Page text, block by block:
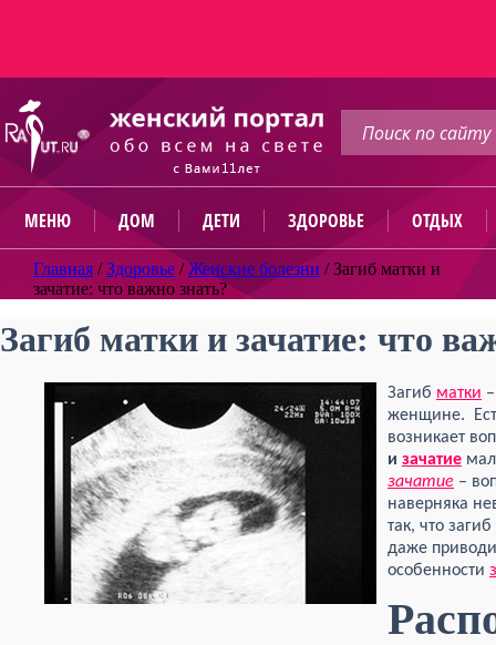
МЕНЮ ДОМ ДЕТИ ЗДОРОВЬЕ ОТДЫХ
Главная /Здоровье /Женские болезни /Загиб матки и
зачатие: что важно знать?
Загиб матки и зачатие: что
Загиб матки
женщине.
возникает
и зачатие
зачатие –
наверняка
так, что загиб
даже
особенности